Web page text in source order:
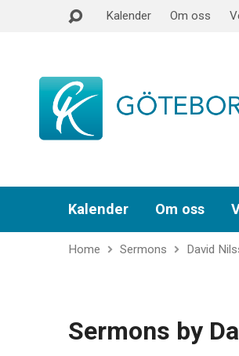
Kalender Om oss
Kalender Om oss
Home Sermons David
Sermons by